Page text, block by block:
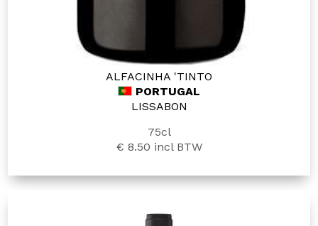
ALFACINHA 'TINTO
PORTUGAL
LISSABON
75cl
€ 8.50 incl BTW